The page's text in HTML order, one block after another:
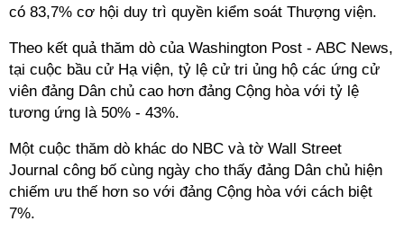
có 83,7% cơ hội duy trì quyền kiểm soát Thượng viện.
Theo kết quả thăm dò của Washington Post - ABC News,
tại cuộc bầu cử Hạ viện, tỷ lệ cử tri ủng hộ các ứng cử
viên đảng Dân chủ cao hơn đảng Cộng hòa với tỷ lệ
tương ứng là 50% - 43%.
Một cuộc thăm dò khác do NBC và tờ Wall Street
Journal công bố cùng ngày cho thấy đảng Dân chủ hiện
chiếm ưu thế hơn so với đảng Cộng hòa với cách biệt
7%.